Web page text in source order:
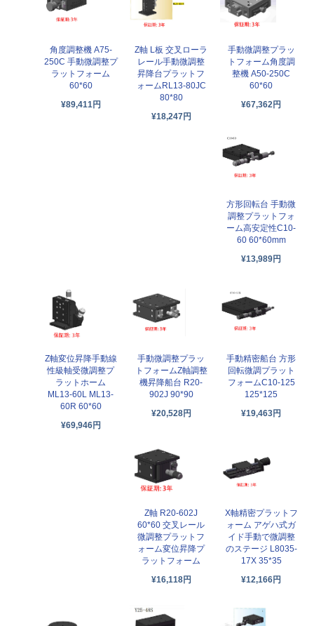
角度調整機 A75-
250C 手動微調整プ
ラットフォーム
60*60
¥89,411円
Z軸 L板 交叉ローラ
レール手動微調整
昇降台プラットフ
ォームRL13-80JC
80*80
¥18,247円
手動微調整プラッ
トフォーム角度調
整機 A50-250C
60*60
¥67,362円
方形回転台 手動微
調整プラットフォ
ーム高安定性C10-
60 60*60mm
¥13,989円
Z軸変位昇降手動線
性級軸受微調整プ
ラットホーム
ML13-60L ML13-
60R 60*60
¥69,946円
手動微調整プラッ
トフォームZ軸調整
機昇降船台 R20-
902J 90*90
¥20,528円
手動精密船台 方形
回転微調プラット
フォームC10-125
125*125
¥19,463円
Z軸 R20-602J
60*60 交叉レール
微調整プラットフ
ォーム変位昇降プ
ラットフォーム
¥16,118円
X軸精密プラットフ
ォーム アゲハ式ガ
イド手動で微調整
のステージ L8035-
17X 35*35
¥12,166円